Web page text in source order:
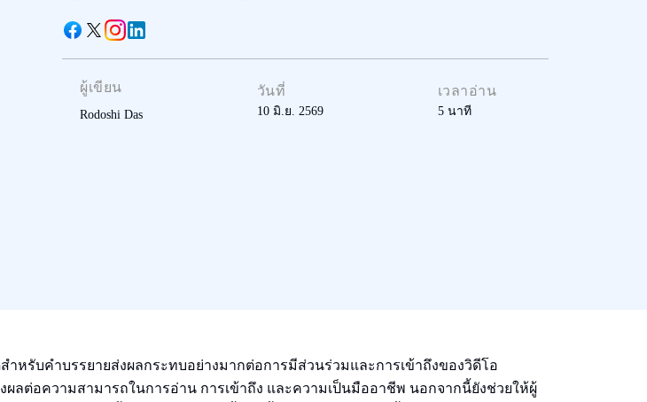
ผู้เขียน
Rodoshi Das
วันที่
10 มิ.ย. 2569
เวลาอ่าน
5 นาที
หรับคําบรรยายส่งผลกระทบอย่างมากต่อการมีส่วนร่วมและการเข้าถึงของวิดีโอ
ผลต่อความสามารถในการอ่าน การเข้าถึง และความเป็นมืออาชีพ นอกจากนี้ยังช่วยให้ผู้